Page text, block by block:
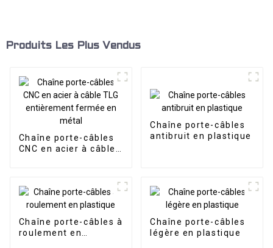
Produits Les Plus Vendus
Chaîne porte-câbles
CNC en acier à câble
Chaîne porte-câbles
antibruit en plastique
Chaîne porte-câbles à
roulement en
Chaîne porte-câbles
légère en plastique